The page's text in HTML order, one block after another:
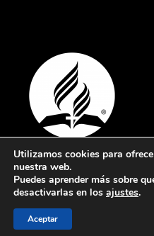
© 2026 Revista Adventista de
reservados.
Utilizamos cookies para
nuestra web.
Puedes aprender más sobre
desactivarlas en los ajustes.
Aceptar